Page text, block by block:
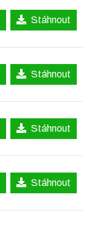
Stáhnout
Stáhnout
Stáhnout
Stáhnout